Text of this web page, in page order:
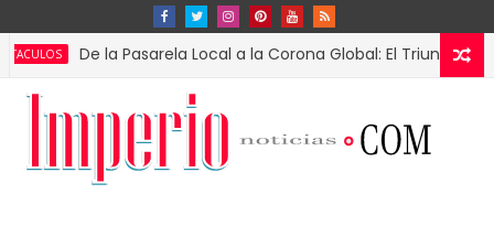
De la Pasarela Local a la Corona Global: El Triunfo de Fátima